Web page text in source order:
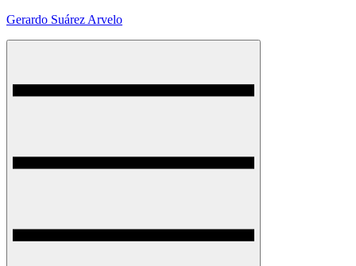
Skip
Gerardo Suárez Arvelo